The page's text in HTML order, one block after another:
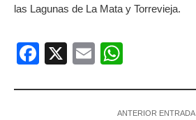
las Lagunas de La Mata y Torrevieja.
Facebook
X Email
ANTERIOR ENTRADA